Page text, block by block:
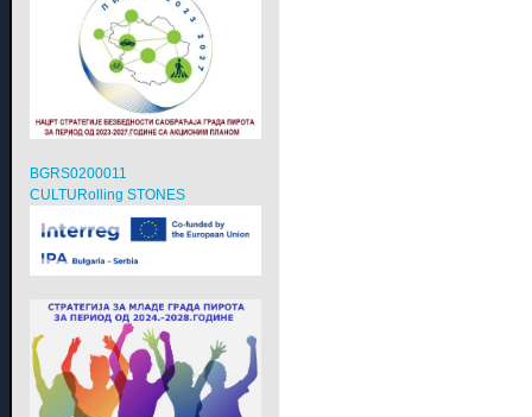
BGRS0200011
CULTURolling STONES